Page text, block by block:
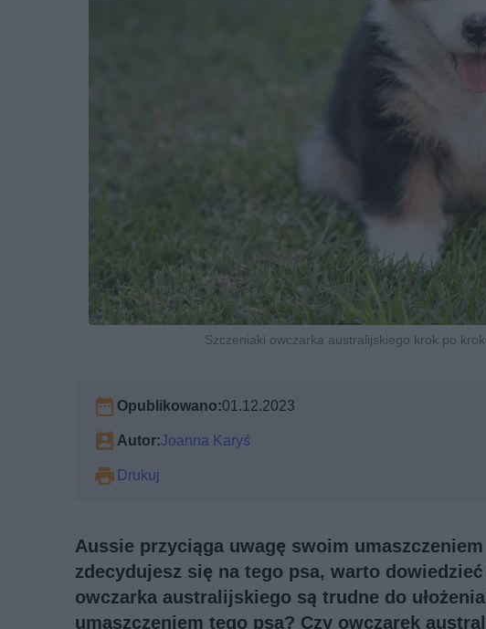
Szczeniaki owczarka australijskiego krok po
Opublikowano:01.12.2023
Autor:Joanna Karyś
Drukuj
Aussie przyciąga uwagę swoim
zdecydujesz się na tego psa, warto
owczarka australijskiego są trudne do
umaszczeniem tego psa? Czy owczarek